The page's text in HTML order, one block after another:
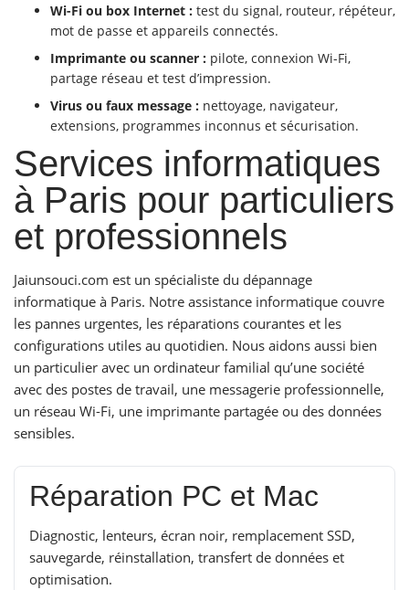
Wi-Fi ou box Internet : test du signal, routeur, répéteur,
mot de passe et appareils connectés.
Imprimante ou scanner : pilote, connexion Wi-Fi,
partage réseau et test d’impression.
Virus ou faux message : nettoyage, navigateur,
extensions, programmes inconnus et sécurisation.
Services informatiques
à Paris pour particuliers
et professionnels
Jaiunsouci.com est un spécialiste du dépannage
informatique à Paris. Notre assistance informatique couvre
les pannes urgentes, les réparations courantes et les
configurations utiles au quotidien. Nous aidons aussi bien
un particulier avec un ordinateur familial qu’une société
avec des postes de travail, une messagerie professionnelle,
un réseau Wi-Fi, une imprimante partagée ou des données
sensibles.
Réparation PC et Mac
Diagnostic, lenteurs, écran noir, remplacement SSD,
sauvegarde, réinstallation, transfert de données et
optimisation.